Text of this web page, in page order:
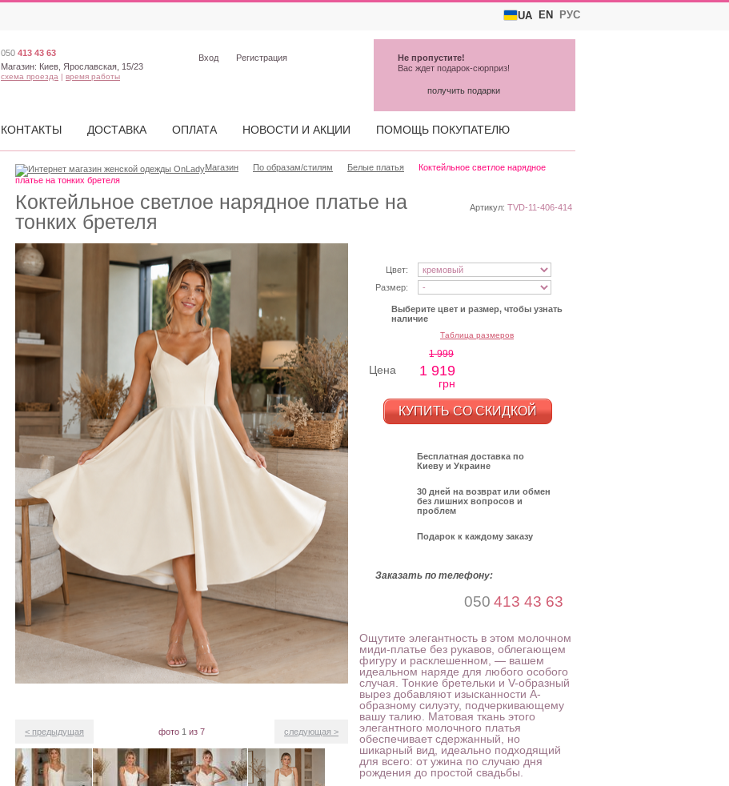
UA EN РУС
Коктейльное светлое нарядное платье на
тонких бретеля
Артикул: TVD-11-406-414
Цвет:
Размер:
Выберите цвет и размер, чтобы узнать
наличие
Таблица размеров
Цена
1 999
1 919
грн
КУПИТЬ СО СКИДКОЙ
Бесплатная доставка по
Киеву и Украине
30 дней на возврат или обмен
без лишних вопросов и
проблем
Подарок к каждому заказу
Заказать по телефону:
050 413 43 63
Ощутите элегантность в этом молочном
миди-платье без рукавов, облегающем
фигуру и расклешенном, — вашем
идеальном наряде для любого особого
случая. Тонкие бретельки и V-образный
вырез добавляют изысканности А-
образному силуэту, подчеркивающему
вашу талию. Матовая ткань этого
элегантного молочного платья
обеспечивает сдержанный, но
шикарный вид, идеально подходящий
для всего: от ужина по случаю дня
рождения до простой свадьбы.
< предыдущая фото 1 из 7 следующая >
Магазин По образам/стилям Белые платья
Коктейльное светлое нарядное
платье на тонких бретеля
050 413 43 63
Магазин: Киев, Ярославская, 15/23
схема проезда | время работы
Вход Регистрация
КОНТАКТЫ ДОСТАВКА ОПЛАТА НОВОСТИ И АКЦИИ ПОМОЩЬ ПОКУПАТЕЛЮ
Не пропустите!
Вас ждет подарок-сюрприз!
получить подарки